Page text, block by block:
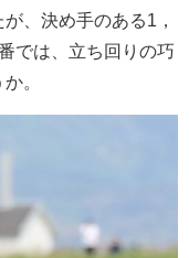
、決め手のある1，
では、立ち回りの巧
。